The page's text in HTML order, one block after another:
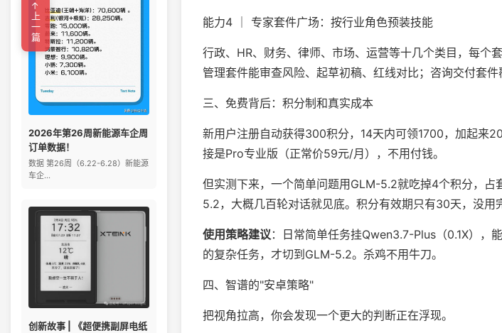
2026年第26周新能源车企周
订单数据！
数据 第26周（6.22-6.28）新能源
车企...
创新故事 | 《超便携副屏电纸
能力4 ｜ 专家套件广场：按行业角色预装技能
行政、HR、财务、律师、市场、运营等十几个类目，每个
管理套件能审查风险、起草初稿、红线对比；咨询交付套件
三、免费背后：积分制和真实成本
新用户注册自动获得300积分，14天内可领1700，加起来
接是Pro专业版（正常价59元/月），不用付钱。
但实测下来，一个简单问题用GLM-5.2就吃掉4个积分，
5.2，大概几百轮对话就见底。积分有效期只有30天，没用
使用策略建议：日常简单任务挂Qwen3.7-Plus（0.1X），
的复杂任务，才切到GLM-5.2。杀鸡不用牛刀。
四、智谱的"安卓策略"
把视角拉高，你会发现一个更大的判断正在浮现。
←上一篇